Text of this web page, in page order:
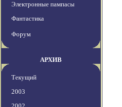
Электронные пампасы
Фантастика
Форум
АРХИВ
Текущий
2003